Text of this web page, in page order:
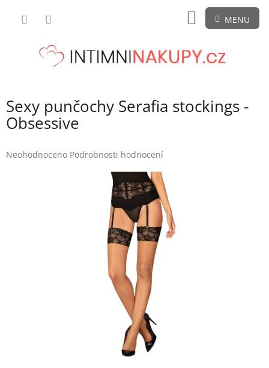
NÁKUPNÍ
KOŠÍK
Sexy punčochy Serafia stockings -
Obsessive
Průměrné
Neohodnoceno Podrobnosti hodnocení